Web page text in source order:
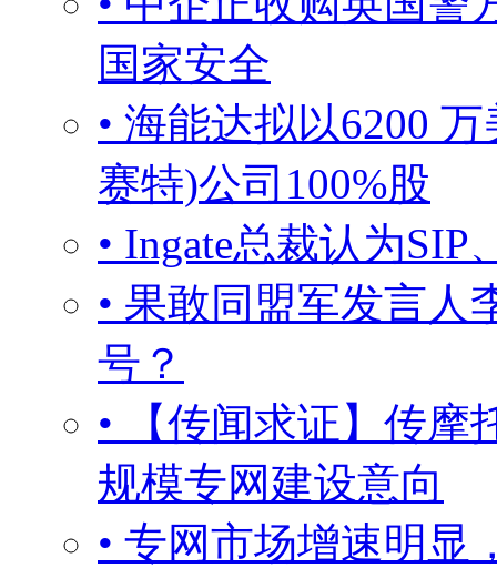
国家安全
• 海能达拟以6200
赛特)公司100%股
• Ingate总裁认为SIP
• 果敢同盟军发言人
号？
• 【传闻求证】传摩
规模专网建设意向
• 专网市场增速明显